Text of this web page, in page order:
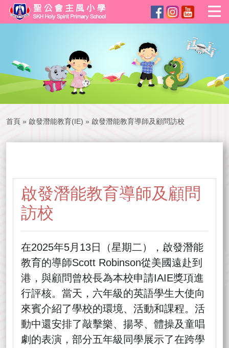
首頁 » 啟發潛能教育(IE) » 啟發潛能教育導師及顧問訪校
啟發潛能教育導師及顧問
訪校
在2025年5月13日（星期二），啟發潛能
教育的導師Scott Robinson從美國遠赴到
港，與顧問曾校長為本校申請IAIE獎項進
行評核。當天，六年級的英語學生大使向
來賓介紹了學校的環境、活動和課程。活
動中還安排了敲擊樂、揚琴、體操及童唱
劇的表演，部分五年級同學展示了在跨學